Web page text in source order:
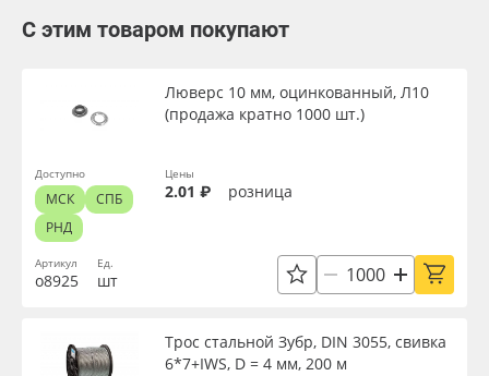
С этим товаром покупают
Артикул
о8925
Люверс 10 мм, оцинкованный, Л10
(продажа кратно 1000 шт.)
Ед.
шт
Цены
2.01 ₽ розница
Доступно
МСК
СПБ
РНД
Трос стальной Зубр, DIN 3055, свивка
6*7+IWS, D = 4 мм, 200 м